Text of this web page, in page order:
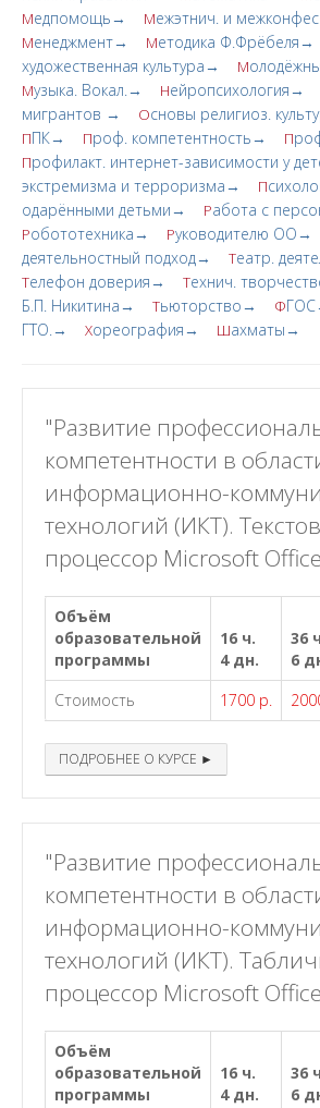
Медпомощь→ Межэтнич. и
Менеджмент→ Методика Ф.Фрёбеля→
художественная культура→
М
Музыка. Вокал.→ Нейропсихология→
мигрантов →
Основы религиоз.
ППК→ Проф. компетентность→ П
Профилакт. интернет-зависимости у
экстремизма и терроризма→
П
одарёнными детьми→
Работа с
Робототехника→ Руководителю ОО→
деятельностный подход→
Театр.
Телефон доверия→ Технич.
Б.П. Никитина→
Тьюторство→ Ф
ГТО.→
Хореография→ Шахматы→
"Развитие
компетентности в
информационно-
технологий (ИКТ).
процессор Microsoft
Объём
образовательной
программы
16 ч.
4 дн.
36
6
Стоимость
1700 р.
ПОДРОБНЕЕ О КУРСЕ ►
"Развитие
компетентности в
информационно-
технологий (ИКТ).
процессор Microsoft
Объём
образовательной
программы
16 ч.
4 дн.
36
6